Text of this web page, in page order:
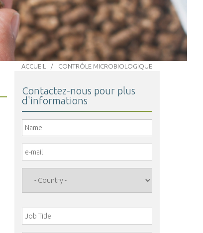
ACCUEIL CONTRÔLE MICROBIOLOGIQUE
Contactez-nous pour plus
d'informations
Name
e-mail
Job Title